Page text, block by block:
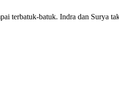
terbatuk-batuk. Indra dan Surya